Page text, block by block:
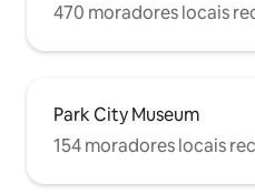
470 moradores locais
Park City Museum
154 moradores locais